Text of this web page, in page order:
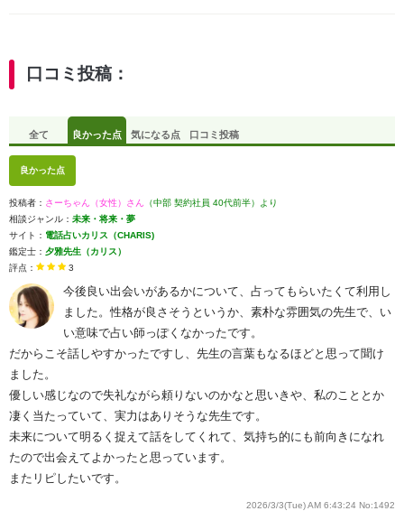
口コミ投稿：
全て 良かった点 気になる点 口コミ投稿
良かった点
投稿者： さーちゃん（女性）さん （中部 契約社員 40代前半）より
相談ジャンル： 未来・将来・夢
サイト： 電話占いカリス（CHARIS)
鑑定士： 夕雅先生（カリス）
評点：
3
今後良い出会いがあるかについて、占ってもらいたくて利用し
ました。性格が良さそうというか、素朴な雰囲気の先生で、い
い意味で占い師っぽくなかったです。
だからこそ話しやすかったですし、先生の言葉もなるほどと思って聞け
ました。
優しい感じなので失礼ながら頼りないのかなと思いきや、私のこととか
凄く当たっていて、実力はありそうな先生です。
未来について明るく捉えて話をしてくれて、気持ち的にも前向きになれ
たので出会えてよかったと思っています。
またリピしたいです。
2026/3/3(Tue) AM 6:43:24 No:1492